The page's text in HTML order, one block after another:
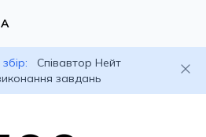
Співавтор Нейт
завдань